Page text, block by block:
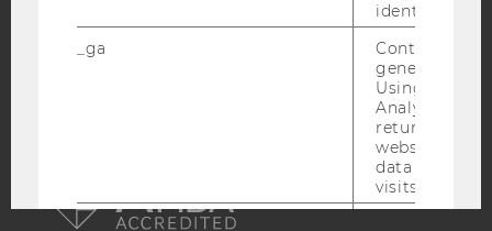
EQUIS AACSB
identifizieren.
_ga
Contains a
generated
Using this
Analytics can
returning
website and
data from
visits.
_gat_gtag